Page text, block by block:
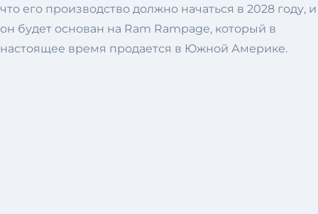
что его производство должно начаться в 2028 году, и
он будет основан на Ram Rampage, который в
настоящее время продается в Южной Америке.